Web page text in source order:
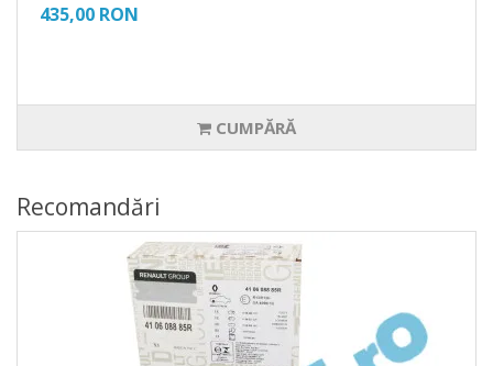
435,00 RON
CUMPĂRĂ
Recomandări